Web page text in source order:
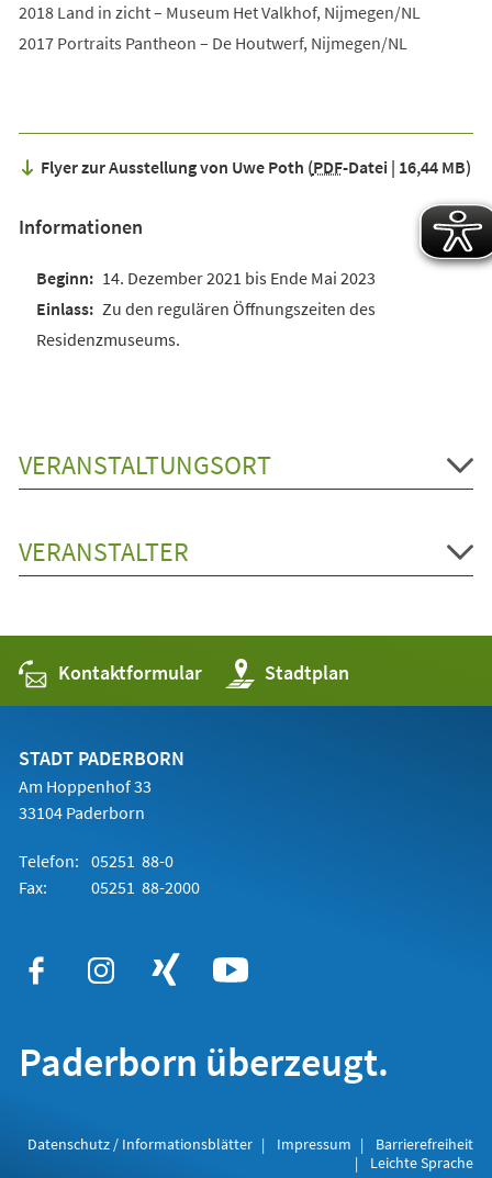
2018 Land in zicht – Museum Het Valkhof, Nijmegen/NL
2017 Portraits Pantheon – De Houtwerf, Nijmegen/NL
Flyer zur Ausstellung von Uwe Poth PDF-Datei 16,44 MB
Informationen
14. Dezember 2021 bis Ende Mai 2023
Zu den regulären Öffnungszeiten des
Residenzmuseums.
VERANSTALTUNGSORT
VERANSTALTER
Kontaktformular Stadtplan
(Öffnet
in
einem
STADT PADERBORN
Am Hoppenhof 33
33104 Paderborn
Telefon: 05251 88-0
Fax:
05251 88-2000
Paderborn überzeugt.
Datenschutz / Informationsblätter Impressum
Barrierefreiheit
Leichte Sprache